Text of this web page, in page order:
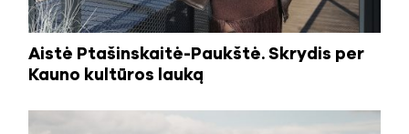
Aistė Ptašinskaitė-Paukštė. Skrydis per
Kauno kultūros lauką